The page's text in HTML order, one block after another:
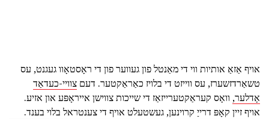
אויף אַזאַ אותיות ווי די מאַנטל פון געווער פון די ראָסטאָוו געגנט, עס
טשאַרדזשערז, עס ווייזט די בלויז כאַראַקטער. דעם צוויי-כעדאַד
אָדלער, וואָס קעראַקטערייזאַז די שייכות צווישן אייראָפּע און אזיע.
אויף זיין קאָפּ דרייַ קרוינען, געשטעלט אויף די צענטראל בלוי בענד.